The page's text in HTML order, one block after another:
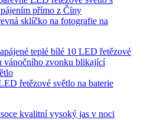
sklíčko na fotografie na
řetězové světlo na baterie